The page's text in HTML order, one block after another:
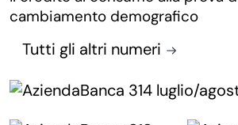
cambiamento demografico
Tutti gli altri numeri